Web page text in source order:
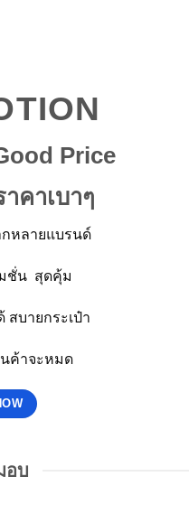
Price
คาเบาๆ
หลายแบรนด์
ชั่น สุดคุ้ม
สบายกระเป๋า
ค้าจะหมด
อบ